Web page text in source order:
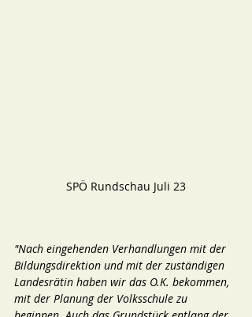
SPÖ Rundschau Juli 23
"Nach eingehenden Verhandlungen mit der
Bildungsdirektion und mit der zuständigen
Landesrätin haben wir das O.K. bekommen,
mit der Planung der Volksschule zu